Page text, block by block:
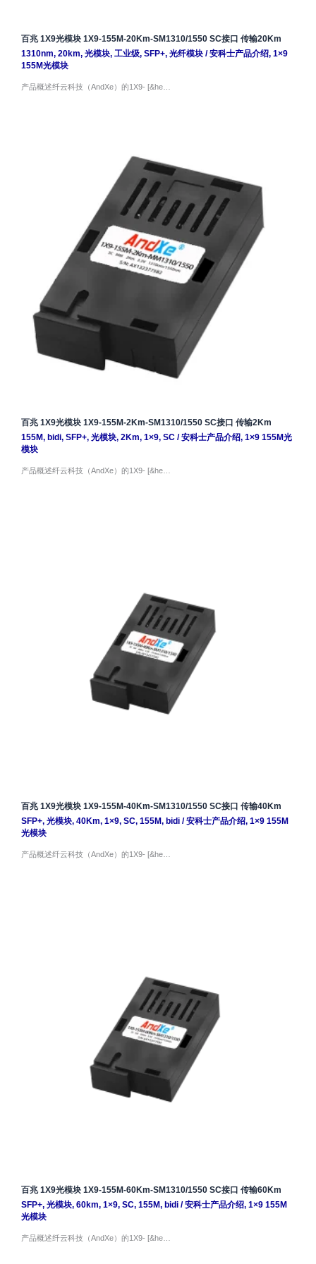
百兆 1X9光模块 1X9-155M-20Km-SM1310/1550 SC接口 传输20Km
1310nm, 20km, 光模块, 工业级, SFP+, 光纤模块/安科士产品介绍, 1×9
155M光模块
产品概述纤云科技（AndXe）的1X9- [&he…
百兆 1X9光模块 1X9-155M-2Km-SM1310/1550 SC接口 传输2Km
155M, bidi, SFP+, 光模块, 2Km, 1×9, SC/安科士产品介绍, 1×9 155M光
模块
产品概述纤云科技（AndXe）的1X9- [&he…
百兆 1X9光模块 1X9-155M-40Km-SM1310/1550 SC接口 传输40Km
SFP+, 光模块, 40Km, 1×9, SC, 155M, bidi/安科士产品介绍, 1×9 155M
光模块
产品概述纤云科技（AndXe）的1X9- [&he…
百兆 1X9光模块 1X9-155M-60Km-SM1310/1550 SC接口 传输60Km
SFP+, 光模块, 60km, 1×9, SC, 155M, bidi/安科士产品介绍, 1×9 155M
光模块
产品概述纤云科技（AndXe）的1X9- [&he…